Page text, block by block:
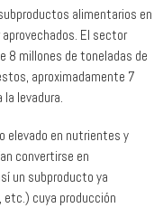
alimentarios en
El sector
8 millones de toneladas de
aproximadamente 7
levadura.
elevado en nutrientes y
convertirse en
un subproducto ya
cuya producción